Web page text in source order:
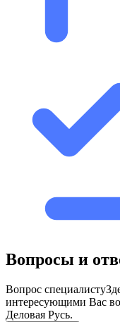
Вопросы и
Вопрос специалисту
интересующими Вас
Деловая Русь.